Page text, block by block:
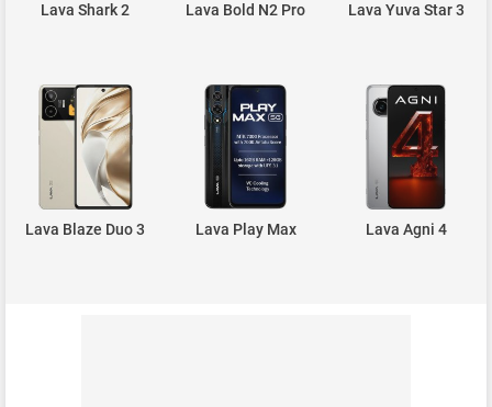
Lava Shark 2 Lava Bold N2 Pro Lava Yuva Star 3
Lava Blaze Duo 3 Lava Play Max Lava Agni 4